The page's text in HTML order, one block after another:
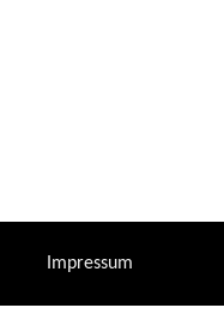
Impressum